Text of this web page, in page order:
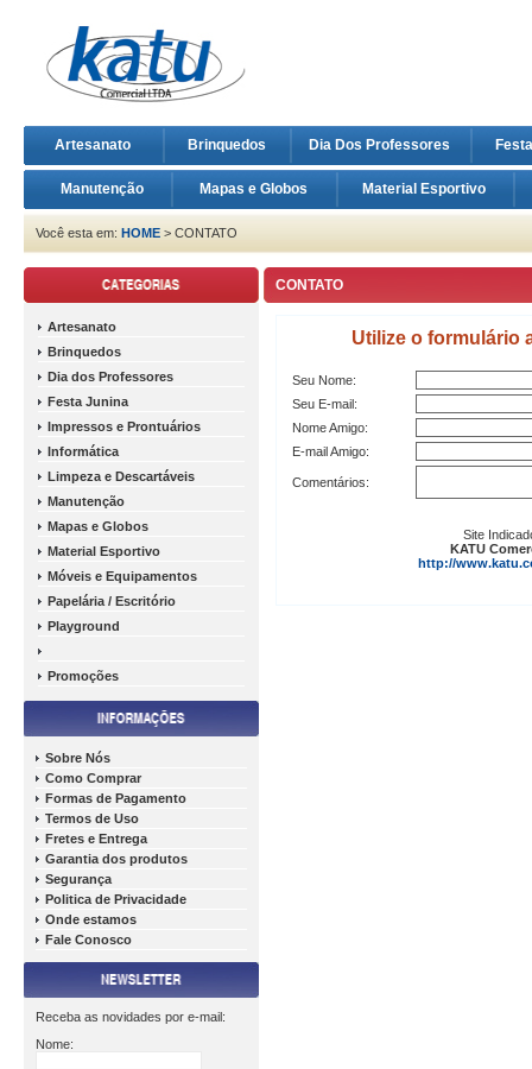
Artesanato Brinquedos Dia Dos Professores
Manutenção Mapas e Globos Material Esportivo
Você esta em: HOME > CONTATO
Artesanato
Brinquedos
Dia dos Professores
Festa Junina
Impressos e Prontuários
Informática
Limpeza e Descartáveis
Manutenção
Mapas e Globos
Material Esportivo
Móveis e Equipamentos
Papelária / Escritório
Playground
Promoções
Sobre Nós
Como Comprar
Formas de Pagamento
Termos de Uso
Fretes e Entrega
Garantia dos produtos
Segurança
Politica de Privacidade
Onde estamos
Fale Conosco
Receba as novidades por e-mail:
Nome:
CONTATO